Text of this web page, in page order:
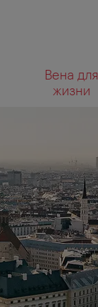
Вена для
жизни